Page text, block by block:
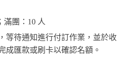
滿團：10 人
等待通知進行付訂作業，並於收
成匯款或刷卡以確認名額。